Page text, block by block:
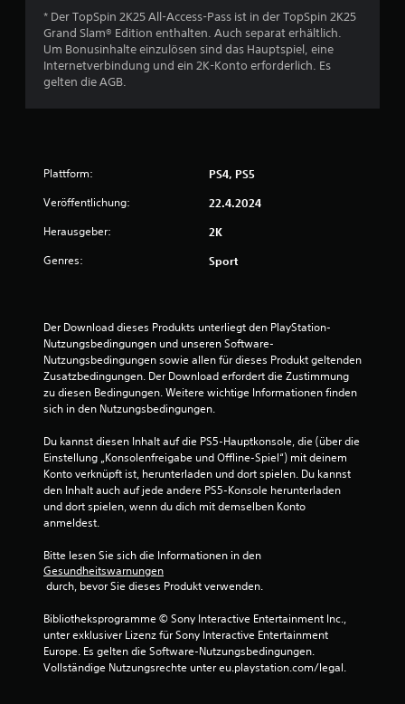
* Der TopSpin 2K25 All-Access-Pass ist in der TopSpin 2K25
Grand Slam® Edition enthalten. Auch separat erhältlich.
Um Bonusinhalte einzulösen sind das Hauptspiel, eine
Internetverbindung und ein 2K-Konto erforderlich. Es
gelten die AGB.
Plattform: PS4, PS5
Veröffentlichung: 22.4.2024
Herausgeber: 2K
Genres: Sport
Der Download dieses Produkts unterliegt den PlayStation-
Nutzungsbedingungen und unseren Software-
Nutzungsbedingungen sowie allen für dieses Produkt geltenden
Zusatzbedingungen. Der Download erfordert die Zustimmung
zu diesen Bedingungen. Weitere wichtige Informationen finden
sich in den Nutzungsbedingungen.
Du kannst diesen Inhalt auf die PS5-Hauptkonsole, die (über die
Einstellung „Konsolenfreigabe und Offline-Spiel“) mit deinem
Konto verknüpft ist, herunterladen und dort spielen. Du kannst
den Inhalt auch auf jede andere PS5-Konsole herunterladen
und dort spielen, wenn du dich mit demselben Konto
anmeldest.
Bitte lesen Sie sich die Informationen in den
Gesundheitswarnungen
durch, bevor Sie dieses Produkt verwenden.
Bibliotheksprogramme © Sony Interactive Entertainment Inc.,
unter exklusiver Lizenz für Sony Interactive Entertainment
Europe. Es gelten die Software-Nutzungsbedingungen.
Vollständige Nutzungsrechte unter eu.playstation.com/legal.